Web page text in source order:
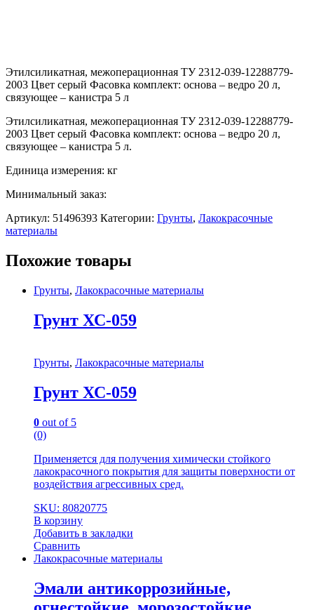
Этилсиликатная, межоперационная ТУ 2312-039-12288779-
2003 Цвет серый Фасовка комплект: основа – ведро 20 л,
связующее – канистра 5 л
Этилсиликатная, межоперационная ТУ 2312-039-12288779-
2003 Цвет серый Фасовка комплект: основа – ведро 20 л,
связующее – канистра 5 л.
Единица измерения: кг
Минимальный заказ:
Артикул: 51496393 Категории: Грунты, Лакокрасочные
материалы
Похожие товары
Грунты, Лакокрасочные материалы
Грунт ХС-059
Грунты, Лакокрасочные материалы
Грунт ХС-059
0 out of 5
(0)
Применяется для получения химически стойкого
лакокрасочного покрытия для защиты поверхности от
воздействия агрессивных сред.
SKU: 80820775
В корзину
Добавить в закладки
Сравнить
Лакокрасочные материалы
Эмали антикоррозийные,